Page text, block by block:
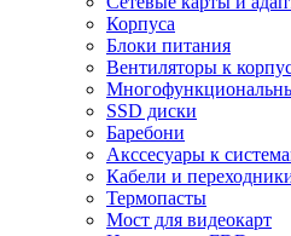
Корпуса
Блоки питания
Вентиляторы к
SSD диски
Баребони
Акссесуары к
Кабели и
Термопасты
Мост для видеокарт